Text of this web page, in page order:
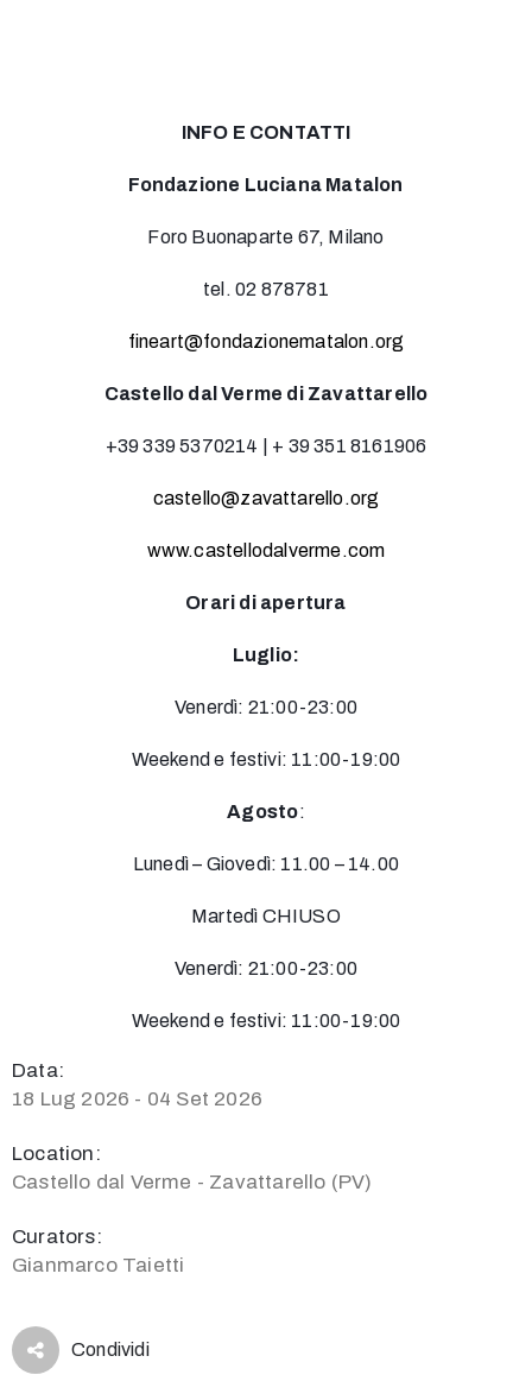
INFO E CONTATTI
Fondazione Luciana Matalon
Foro Buonaparte 67, Milano
tel. 02 878781
fineart@fondazionematalon.org
Castello dal Verme di Zavattarello
+39 339 5370214 | + 39 351 8161906
castello@zavattarello.org
www.castellodalverme.com
Orari di apertura
Luglio:
Venerdì: 21:00-23:00
Weekend e festivi: 11:00-19:00
Agosto:
Lunedì – Giovedì: 11.00 – 14.00
Martedì CHIUSO
Venerdì: 21:00-23:00
Weekend e festivi: 11:00-19:00
Data:
18 Lug 2026 - 04 Set 2026
Location:
Castello dal Verme - Zavattarello (PV)
Curators:
Gianmarco Taietti
Condividi